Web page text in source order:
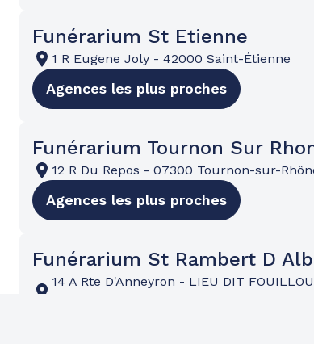
Funérarium St Etienne
1 R Eugene Joly - 42000 Saint-Étienne
Agences les plus proches
Funérarium Tournon Sur
12 R Du Repos - 07300 Tournon-sur-
Agences les plus proches
Funérarium St Rambert D
14 A Rte D'Anneyron - LIEU DIT